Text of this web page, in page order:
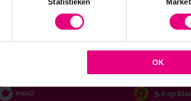
OK
9,0 op